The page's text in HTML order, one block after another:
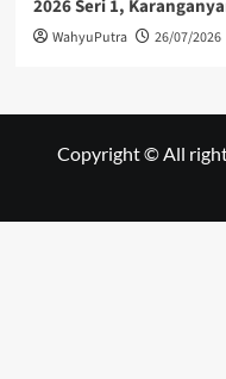
2026 Seri 1,
WahyuPutra 26/07/2026
Copyright © All